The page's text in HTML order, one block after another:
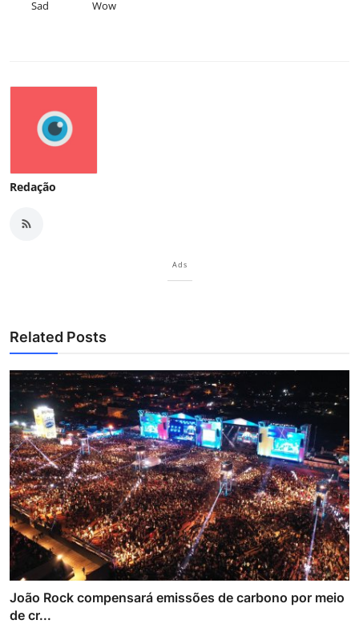
Sad Wow
Redação
Ads
Related Posts
João Rock compensará emissões de carbono por meio
de cr...